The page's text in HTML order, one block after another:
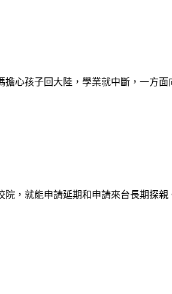
心孩子回大陸，學業就中斷，一方
，就能申請延期和申請來台長期探